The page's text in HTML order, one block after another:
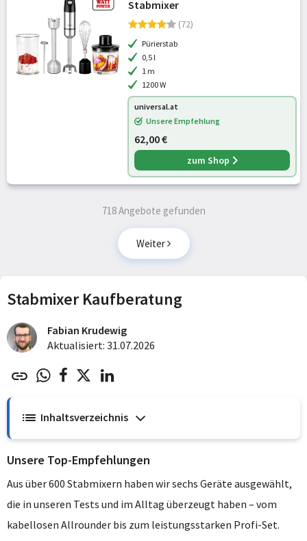
Stabmixer
(72)
Pürierstab
0,5 l
1 m
1200 W
universal.at
Unsere Empfehlung
62,00 €
zum Shop
718 Angebote gefunden
Weiter
Stabmixer Kaufberatung
Fabian Krudewig
Aktualisiert: 31.07.2026
Inhaltsverzeichnis
Unsere Top-Empfehlungen
Aus über 600 Stabmixern haben wir sechs Geräte ausgewählt,
die in unseren Tests und im Alltag überzeugt haben – vom
kabellosen Allrounder bis zum leistungsstarken Profi-Set.